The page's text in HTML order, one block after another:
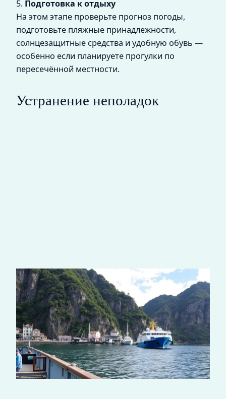
5. Подготовка к отдыху
На этом этапе проверьте прогноз погоды,
подготовьте пляжные принадлежности,
солнцезащитные средства и удобную обувь —
особенно если планируете прогулки по
пересечённой местности.
Устранение неполадок